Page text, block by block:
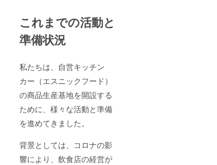
これまでの活動と
準備状況
私たちは、自営キッチン
カー（エスニックフード）
の商品生産基地を開設する
ために、様々な活動と準備
を進めてきました。
背景としては、コロナの影
響により、飲食店の経営が